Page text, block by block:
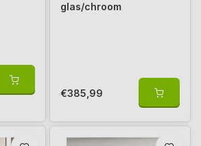
glas/chroom
€385,99